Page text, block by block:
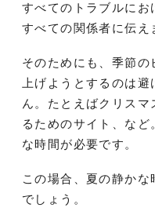
すべてのトラブルにお
すべての関係者に伝え
そのためにも、季節の
上げようとするのは避
ん。たとえばクリス
るためのサイト、な
な時間が必要です。
この場合、夏の静か
でしょう。